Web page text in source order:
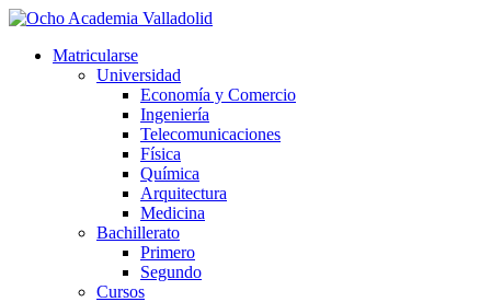
Ir
contenidoMatricularse
Universidad
Economía y Comercio
Ingeniería
Telecomunicaciones
Física
Química
Arquitectura
Medicina
Bachillerato
Primero
Segundo
Cursos